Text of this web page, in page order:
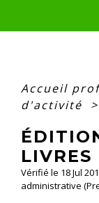
Accueil
d'activité
>
LIVRES
Vérifié le 18 Jul
administrative